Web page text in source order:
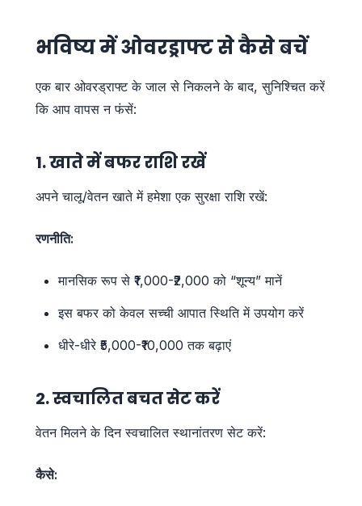
भविष्य में ओवरड्राफ्ट से कैसे बचें
एक बार ओवरड्राफ्ट के जाल से निकलने के बाद, सुनिश्चित करें
कि आप वापस न फंसें:
1. खाते में बफर राशि रखें
अपने चालू/वेतन खाते में हमेशा एक सुरक्षा राशि रखें:
रणनीति:
मानसिक रूप से ₹1,000-₹2,000 को “शून्य” मानें
इस बफर को केवल सच्ची आपात स्थिति में उपयोग करें
धीरे-धीरे ₹5,000-₹10,000 तक बढ़ाएं
2. स्वचालित बचत सेट करें
वेतन मिलने के दिन स्वचालित स्थानांतरण सेट करें:
कैसे: